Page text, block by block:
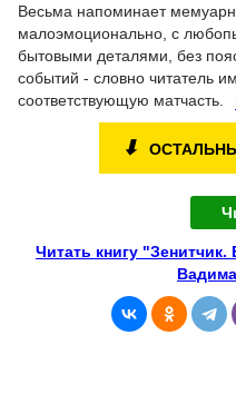
Весьма напоминает
малоэмоционально, с
бытовыми деталями, без
событий - словно читатель
соответствующую матчасть.
⬇
Читать книгу